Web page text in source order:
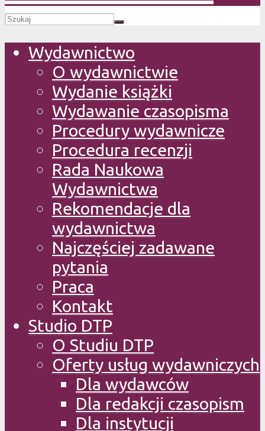
Wydawnictwo
O wydawnictwie
Wydanie książki
Wydawanie czasopisma
Procedury wydawnicze
Procedura recenzji
Rada Naukowa
Wydawnictwa
Rekomendacje dla
wydawnictwa
Najczęściej zadawane
pytania
Praca
Kontakt
Studio DTP
O Studiu DTP
Oferty usług wydawniczych
Dla wydawców
Dla redakcji czasopism
Dla instytucji